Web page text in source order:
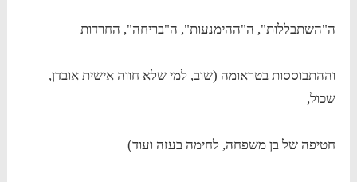
ה"השתבללות", ה"ההימנעות", ה"בריחה", החרדות
וההתבוססות בטראומה (שוב, למי שלא חווה אישית אובדן,
שכול,
חטיפה של בן משפחה, לחימה בעזה ועוד)